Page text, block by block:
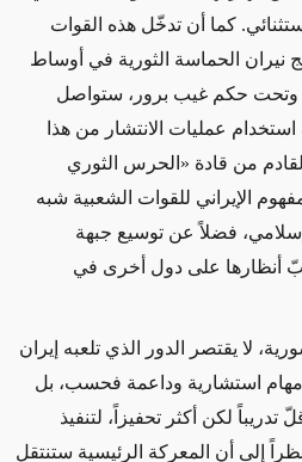
كما أن تدخّل هذه القوات
نيران الحماسة الثورية في أوساط
وتحت حكم غيب برور، ستواصل
عمليات الانتشار من هذا
من قادة «الحرس الثوري
الإيراني للقوات الشعبية شبه
فضلاً عن توسيع جبهة
أنظارها على دول أخرى في
لا يقتصر الدور الذي تلعبه إيران
استشارية وداعمة فحسب، بل
لكن أكثر تحفيزاً، لتنفيذ
إلى أن المعركة الرئيسية ستنتقل